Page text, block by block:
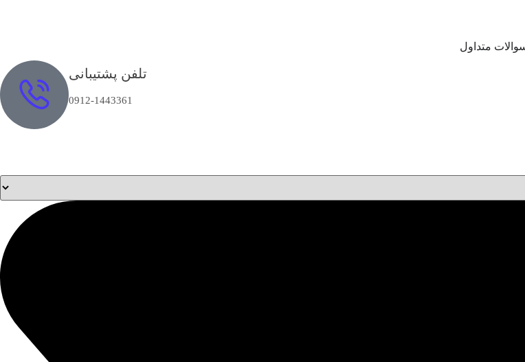
متداول
تلفن پشتیبانی
0912-1443361